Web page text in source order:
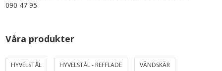
090 47 95
Våra produkter
HYVELSTÅL HYVELSTÅL - REFFLADE VÄNDSKÄR